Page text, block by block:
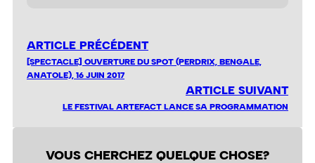
ARTICLE PRÉCÉDENT
[SPECTACLE] OUVERTURE DU SPOT (PERDRIX, BENGALE,
ANATOLE), 16 JUIN 2017
ARTICLE SUIVANT
LE FESTIVAL ARTEFACT LANCE SA PROGRAMMATION
VOUS CHERCHEZ QUELQUE CHOSE?